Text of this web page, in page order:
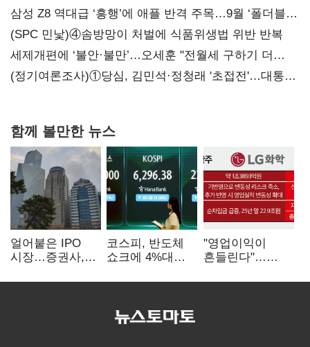
삼성 Z8 역대급 ‘흥행’에 애플 반격 주목…9월 ‘폴더블
대전’
(SPC 민낯)④솜방망이 처벌에 식품위생법 위반 반복
세제개편에 ‘불안·불만’…오세훈 "전월세 구하기 더
힘들어질 것"
(정기여론조사)①당심, 김민석·정청래 '초접전'…대통령
함께 볼만한 뉴스
얼어붙은 IPO
시장…증권사,
전쟁' 기대
코스피, 반도체
쇼크에 4%대
5거래일째 상승
"영업이익이
흔들린다"…
18에 취약